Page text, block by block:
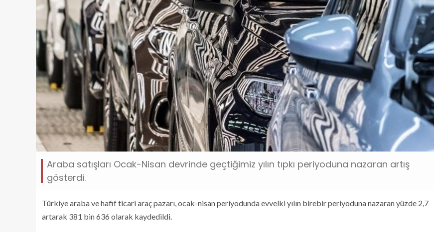
Araba satışları Ocak-Nisan devrinde geçtiğimiz yılın tıpkı periyoduna nazaran artış
gösterdi.
Türkiye araba ve hafif ticari araç pazarı, ocak-nisan periyodunda evvelki yılın birebir periyoduna nazaran yüzde 2,7
artarak 381 bin 636 olarak kaydedildi.